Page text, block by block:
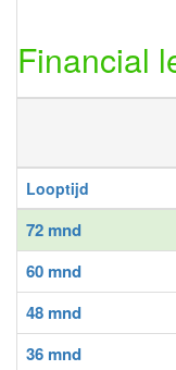
Financial
Looptijd
72 mnd
60 mnd
48 mnd
36 mnd